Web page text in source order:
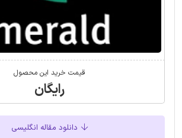
قیمت خرید این محصول
رایگان
دانلود مقاله انگلیسی